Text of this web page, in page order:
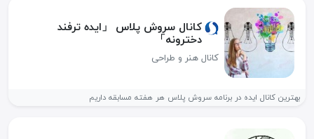
کانال سروش پلاس 「ایده ترفند
دخترونه」
کانال هنر و طراحی
بهترین کانال ایده در برنامه سروش پلاس هر هفته مسابقه داریم